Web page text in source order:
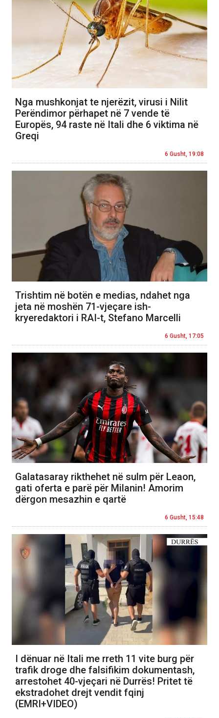
Nga mushkonjat te njerëzit, virusi i Nilit
Perëndimor përhapet në 7 vende të
Europës, 94 raste në Itali dhe 6 viktima në
Greqi
6 Gusht, 19:08
Trishtim në botën e medias, ndahet nga
jeta në moshën 71-vjeçare ish-
kryeredaktori i RAI-t, Stefano Marcelli
6 Gusht, 17:05
Galatasaray rikthehet në sulm për Leaon,
gati oferta e parë për Milanin! Amorim
dërgon mesazhin e qartë
6 Gusht, 15:48
I dënuar në Itali me rreth 11 vite burg për
trafik droge dhe falsifikim dokumentash,
arrestohet 40-vjeçari në Durrës! Pritet të
ekstradohet drejt vendit fqinj
(EMRI+VIDEO)